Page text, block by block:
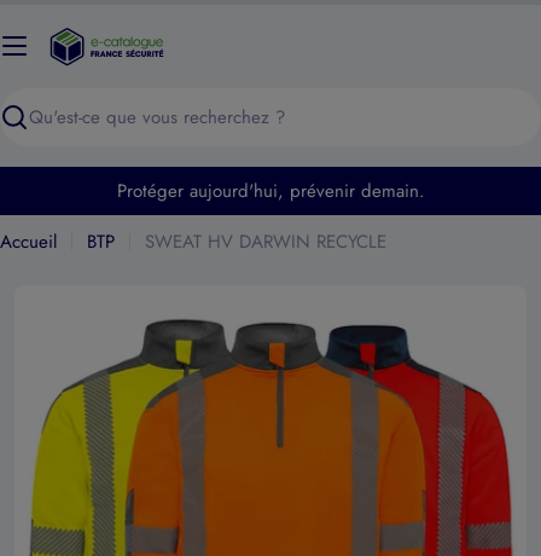
au
Recherche
Protéger aujourd'hui, prévenir demain.
Accueil
BTP SWEAT HV DARWIN RECYCLE